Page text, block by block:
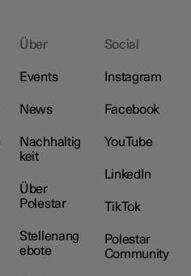
Über
Events
News
Nachhaltig
keit
Über
Polestar
Stellenang
ebote
Social
Instagram
Facebook
YouTube
LinkedIn
TikTok
Polestar
Community